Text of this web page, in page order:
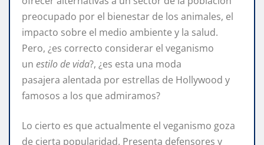
preocupado por el bienestar de los animales, el
impacto sobre el medio ambiente y la salud.
Pero, ¿es correcto considerar el veganismo
un estilo de vida?, ¿es esta una moda
pasajera alentada por estrellas de Hollywood y
famosos a los que admiramos?
Lo cierto es que actualmente el veganismo goza
de cierta popularidad. Presenta defensores y